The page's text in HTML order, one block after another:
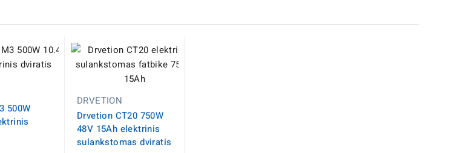
500W
DRVETION
Drvetion CT20 750W
48V 15Ah elektrinis
sulankstomas dviratis